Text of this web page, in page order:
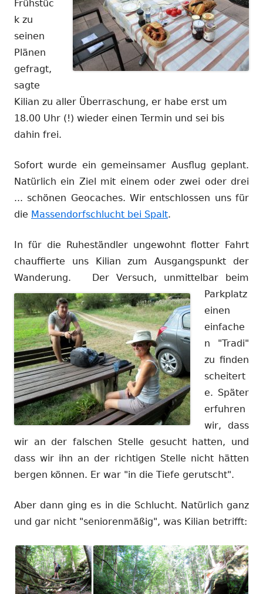
Frühstüc
k zu
seinen
Plänen
gefragt,
sagte
Kilian zu aller Überraschung, er habe erst um
18.00 Uhr (!) wieder einen Termin und sei bis
dahin frei.
Sofort wurde ein gemeinsamer Ausflug geplant.
Natürlich ein Ziel mit einem oder zwei oder drei
... schönen Geocaches. Wir entschlossen uns für
die Massendorfschlucht bei Spalt.
In für die Ruheständler ungewohnt flotter Fahrt
chauffierte uns Kilian zum Ausgangspunkt der
Wanderung.
Der Versuch, unmittelbar beim
Parkplatz
einen
einfache
n "Tradi"
zu finden
scheitert
e. Später
erfuhren
wir, dass
wir an der falschen Stelle gesucht hatten, und
dass wir ihn an der richtigen Stelle nicht hätten
bergen können. Er war "in die Tiefe gerutscht".
Aber dann ging es in die Schlucht. Natürlich ganz
und gar nicht "seniorenmäßig", was Kilian betrifft: